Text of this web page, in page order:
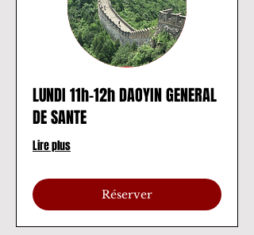
LUNDI 11h-12h DAOYIN GENERAL
DE SANTE
Lire plus
Réserver